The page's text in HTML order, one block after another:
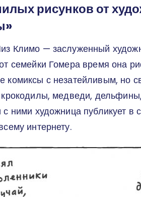
рисунков от
Климо — заслуженный
семейки Гомера время она
комиксы с незатейливым, но
медведи,
ними художница публикует в
интернету.